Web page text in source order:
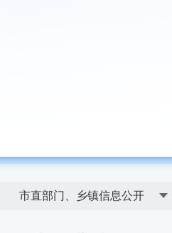
市直部门、乡镇信息公开